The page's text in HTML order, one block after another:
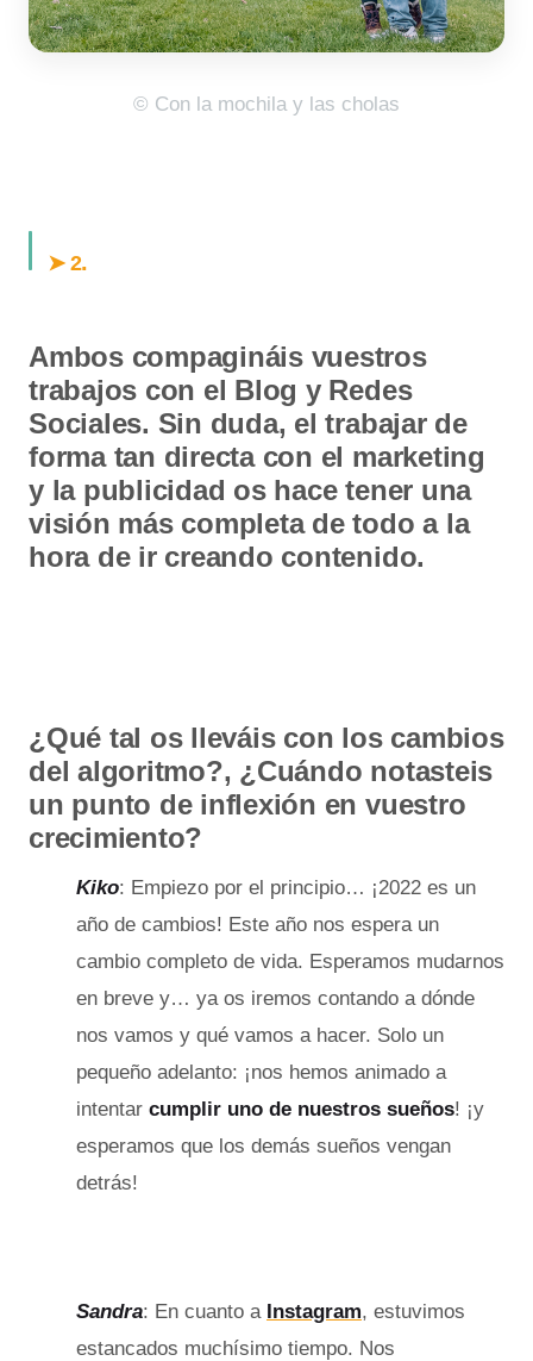
© Con la mochila y las cholas
➤ 2.
Ambos compagináis vuestros
trabajos con el Blog y Redes
Sociales. Sin duda, el trabajar de
forma tan directa con el marketing
y la publicidad os hace tener una
visión más completa de todo a la
hora de ir creando contenido.
¿Qué tal os lleváis con los cambios
del algoritmo?, ¿Cuándo notasteis
un punto de inflexión en vuestro
crecimiento?
Kiko: Empiezo por el principio… ¡2022 es un
año de cambios! Este año nos espera un
cambio completo de vida. Esperamos mudarnos
en breve y… ya os iremos contando a dónde
nos vamos y qué vamos a hacer. Solo un
pequeño adelanto: ¡nos hemos animado a
intentar cumplir uno de nuestros sueños! ¡y
esperamos que los demás sueños vengan
detrás!
Sandra: En cuanto a Instagram, estuvimos
estancados muchísimo tiempo. Nos